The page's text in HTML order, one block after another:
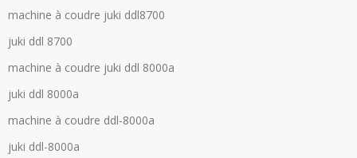
machine à coudre juki ddl8700
juki ddl 8700
machine à coudre juki ddl 8000a
juki ddl 8000a
machine à coudre ddl-8000a
juki ddl-8000a